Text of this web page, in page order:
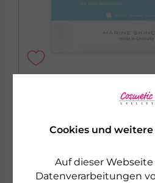
Cookies und
Auf dieser
Datenverarbeitungen
LA MER
Systempflege für Ihre
TUCHMASKE FÜR
1 ST
€ 7.500,00 pro 1000 ST